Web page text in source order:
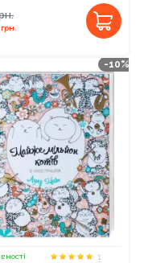
грн.
-10%
1